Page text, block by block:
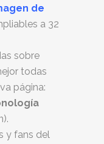
de
a 32
sobre
todas
página:
y fans del